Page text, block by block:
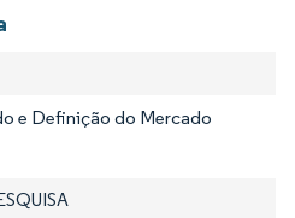
e Definição do Mercado